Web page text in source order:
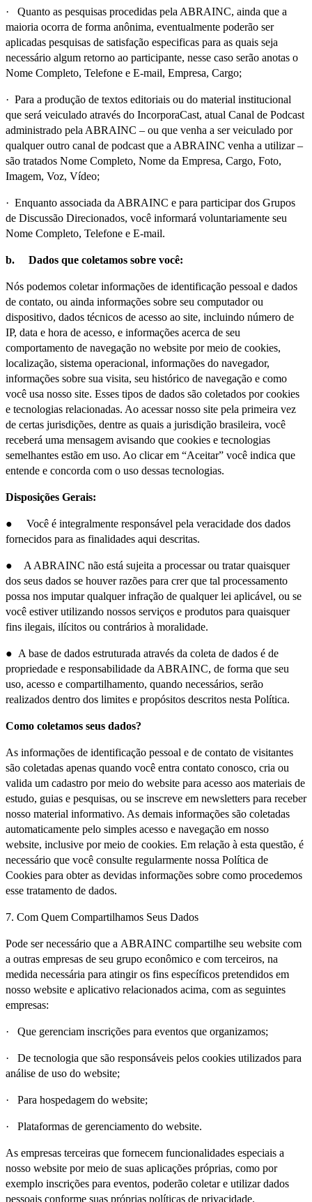
· Quanto as pesquisas procedidas pela ABRAINC, ainda que a
maioria ocorra de forma anônima, eventualmente poderão ser
aplicadas pesquisas de satisfação especificas para as quais seja
necessário algum retorno ao participante, nesse caso serão anotas o
Nome Completo, Telefone e E-mail, Empresa, Cargo;
· Para a produção de textos editoriais ou do material institucional
que será veiculado através do IncorporaCast, atual Canal de Podcast
administrado pela ABRAINC – ou que venha a ser veiculado por
qualquer outro canal de podcast que a ABRAINC venha a utilizar –
são tratados Nome Completo, Nome da Empresa, Cargo, Foto,
Imagem, Voz, Vídeo;
· Enquanto associada da ABRAINC e para participar dos Grupos
de Discussão Direcionados, você informará voluntariamente seu
Nome Completo, Telefone e E-mail.
b. Dados que coletamos sobre você:
Nós podemos coletar informações de identificação pessoal e dados
de contato, ou ainda informações sobre seu computador ou
dispositivo, dados técnicos de acesso ao site, incluindo número de
IP, data e hora de acesso, e informações acerca de seu
comportamento de navegação no website por meio de cookies,
localização, sistema operacional, informações do navegador,
informações sobre sua visita, seu histórico de navegação e como
você usa nosso site. Esses tipos de dados são coletados por cookies
e tecnologias relacionadas. Ao acessar nosso site pela primeira vez
de certas jurisdições, dentre as quais a jurisdição brasileira, você
receberá uma mensagem avisando que cookies e tecnologias
semelhantes estão em uso. Ao clicar em “Aceitar” você indica que
entende e concorda com o uso dessas tecnologias.
Disposições Gerais:
● Você é integralmente responsável pela veracidade dos dados
fornecidos para as finalidades aqui descritas.
● A ABRAINC não está sujeita a processar ou tratar quaisquer
dos seus dados se houver razões para crer que tal processamento
possa nos imputar qualquer infração de qualquer lei aplicável, ou se
você estiver utilizando nossos serviços e produtos para quaisquer
fins ilegais, ilícitos ou contrários à moralidade.
● A base de dados estruturada através da coleta de dados é de
propriedade e responsabilidade da ABRAINC, de forma que seu
uso, acesso e compartilhamento, quando necessários, serão
realizados dentro dos limites e propósitos descritos nesta Política.
Como coletamos seus dados?
As informações de identificação pessoal e de contato de visitantes
são coletadas apenas quando você entra contato conosco, cria ou
valida um cadastro por meio do website para acesso aos materiais de
estudo, guias e pesquisas, ou se inscreve em newsletters para receber
nosso material informativo. As demais informações são coletadas
automaticamente pelo simples acesso e navegação em nosso
website, inclusive por meio de cookies. Em relação à esta questão, é
necessário que você consulte regularmente nossa Política de
Cookies para obter as devidas informações sobre como procedemos
esse tratamento de dados.
7. Com Quem Compartilhamos Seus Dados
Pode ser necessário que a ABRAINC compartilhe seu website com
a outras empresas de seu grupo econômico e com terceiros, na
medida necessária para atingir os fins específicos pretendidos em
nosso website e aplicativo relacionados acima, com as seguintes
empresas:
· Que gerenciam inscrições para eventos que organizamos;
· De tecnologia que são responsáveis pelos cookies utilizados para
análise de uso do website;
· Para hospedagem do website;
· Plataformas de gerenciamento do website.
As empresas terceiras que fornecem funcionalidades especiais a
nosso website por meio de suas aplicações próprias, como por
exemplo inscrições para eventos, poderão coletar e utilizar dados
pessoais conforme suas próprias políticas de privacidade.